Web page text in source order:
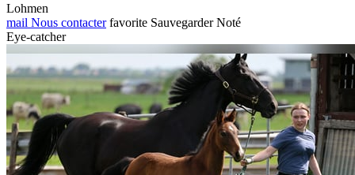
Lohmen
mail Nous contacter favorite Sauvegarder Noté
Eye-catcher